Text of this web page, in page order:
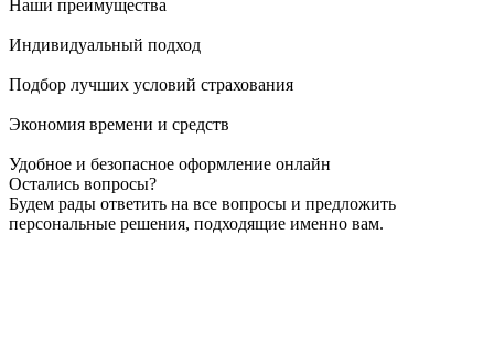
Наши преимущества
Индивидуальный подход
Подбор лучших условий страхования
Экономия времени и средств
Удобное и безопасное оформление онлайн
Остались вопросы?
Будем рады ответить на все вопросы и предложить
персональные решения, подходящие именно вам.